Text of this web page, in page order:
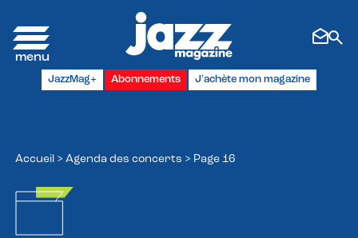
JazzMag+ Abonnements J'achète mon magazine
Accueil > Agenda des concerts > Page 16